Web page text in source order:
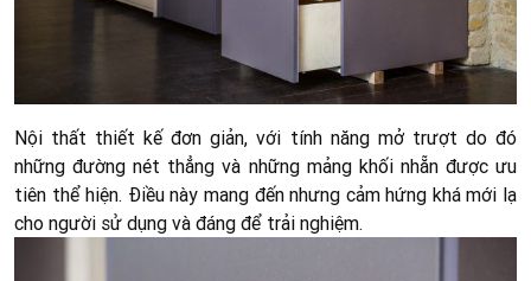
Nội thất thiết kế đơn giản, với tính năng mở trượt do đó
những đường nét thẳng và những mảng khối nhẵn được ưu
tiên thể hiện. Điều này mang đến nhưng cảm hứng khá mới lạ
cho người sử dụng và đáng để trải nghiệm.